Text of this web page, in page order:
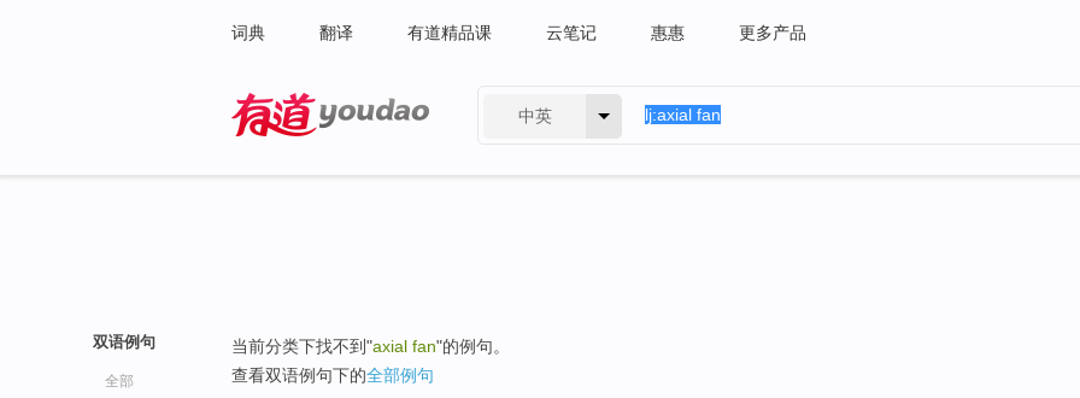
词典 翻译 有道精品课 云笔记 惠惠 更多产品
中英
双语例句
全部
当前分类下找不到"axial fan"的例句。
查看双语例句下的全部例句